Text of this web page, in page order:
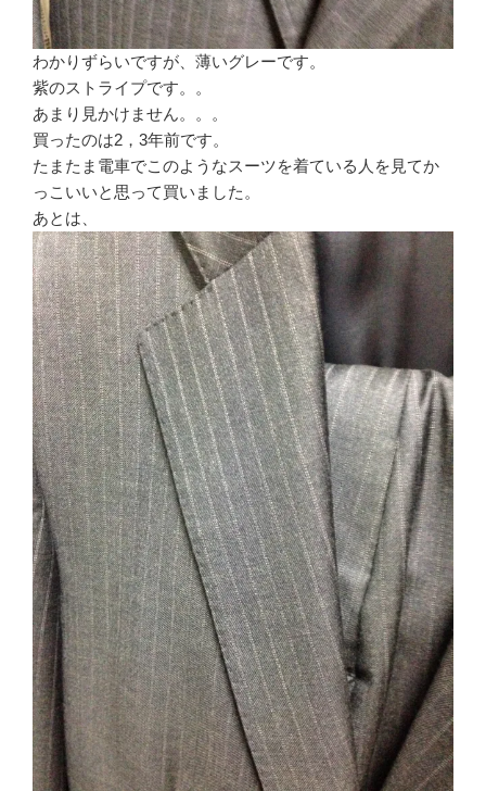
わかりずらいですが、薄いグレーです。
紫のストライプです。。
あまり見かけません。。。
買ったのは2，3年前です。
たまたま電車でこのようなスーツを着ている人を見てか
っこいいと思って買いました。
あとは、